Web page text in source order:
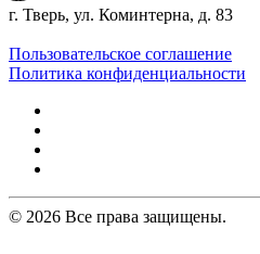
г. Тверь, ул. Коминтерна, д. 83
Пользовательское соглашение
Политика конфиденциальности
© 2026 Все права защищены.